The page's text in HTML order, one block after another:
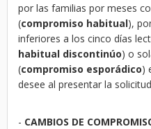
por las familias por meses
(compromiso habitual),
inferiores a los cinco días
habitual discontinúo) o
(compromiso esporádico)
desee al presentar la
- CAMBIOS DE